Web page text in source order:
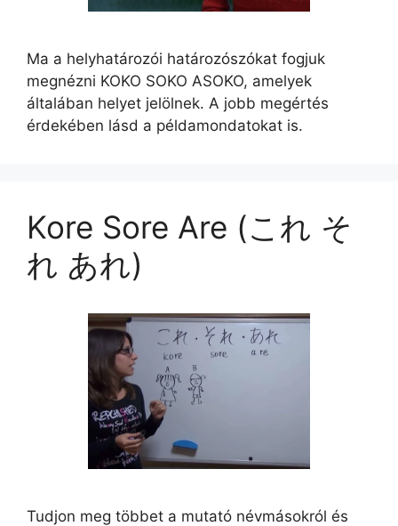
Ma a helyhatározói határozószókat fogjuk
megnézni KOKO SOKO ASOKO, amelyek
általában helyet jelölnek. A jobb megértés
érdekében lásd a példamondatokat is.
Kore Sore Are (これ そ
れ あれ)
Tudjon meg többet a mutató névmásokról és